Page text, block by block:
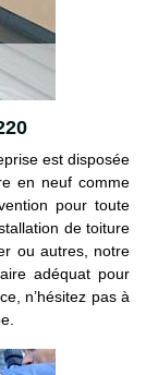
est disposée
en neuf comme
pour toute
de toiture
ou autres, notre
adéquat pour
n’hésitez pas à